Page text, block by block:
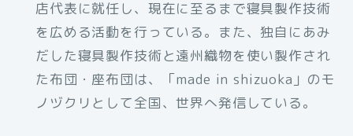
店代表に就任し、現在に至るまで寝具製作技術
を広める活動を行っている。また、独自にあみ
だした寝具製作技術と遠州織物を使い製作され
た布団・座布団は、「made in shizuoka」のモ
ノヅクリとして全国、世界へ発信している。